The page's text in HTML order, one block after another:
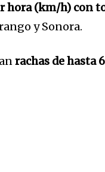
hora (km/h) con
y Sonora.
rachas de hasta